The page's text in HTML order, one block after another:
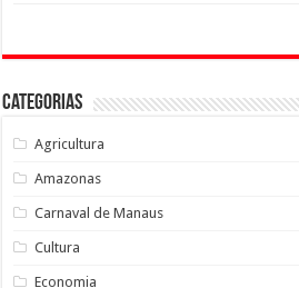
Categorias
Agricultura
Amazonas
Carnaval de Manaus
Cultura
Economia